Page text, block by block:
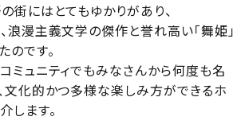
街にはとてもゆかりがあり、
浪漫主義文学の傑作と誉れ高い「舞姫」
のです。
ミュニティでもみなさんから何度も名
文化的かつ多様な楽しみ方ができるホ
します。